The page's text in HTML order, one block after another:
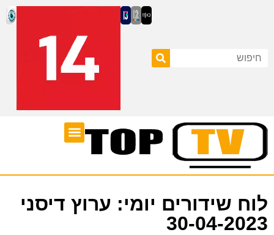
לוח שידורים יומי: ערוץ דיסני
30-04-2023